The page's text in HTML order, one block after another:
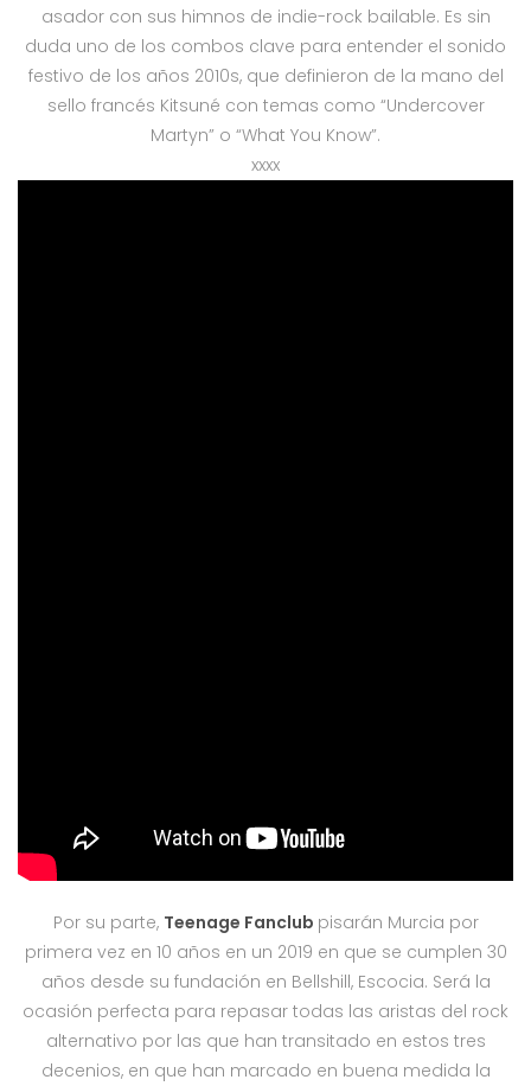
asador con sus himnos de indie-rock bailable. Es sin
duda uno de los combos clave para entender el sonido
festivo de los años 2010s, que definieron de la mano del
sello francés Kitsuné con temas como “Undercover
Martyn” o “What You Know”.
xxxx
Por su parte, Teenage Fanclub pisarán Murcia por
primera vez en 10 años en un 2019 en que se cumplen 30
años desde su fundación en Bellshill, Escocia. Será la
ocasión perfecta para repasar todas las aristas del rock
alternativo por las que han transitado en estos tres
decenios, en que han marcado en buena medida la